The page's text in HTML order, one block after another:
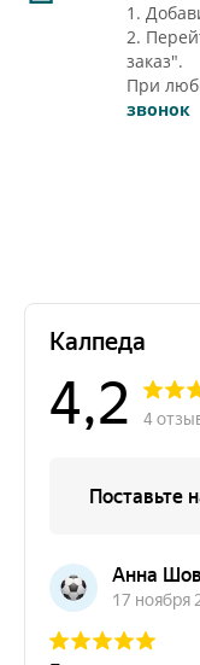
1.
2.
заказ".
При
звонок